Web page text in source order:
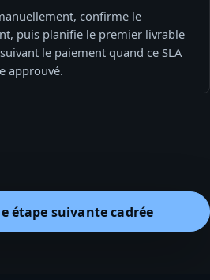
confirme le
puis planifie le premier livrable
le paiement quand ce SLA
approuvé.
étape suivante cadrée